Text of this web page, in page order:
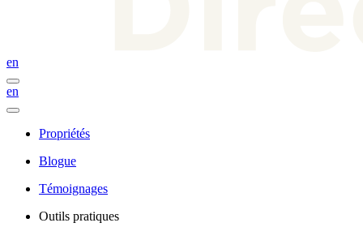
en
en
Propriétés
Blogue
Témoignages
Outils pratiques